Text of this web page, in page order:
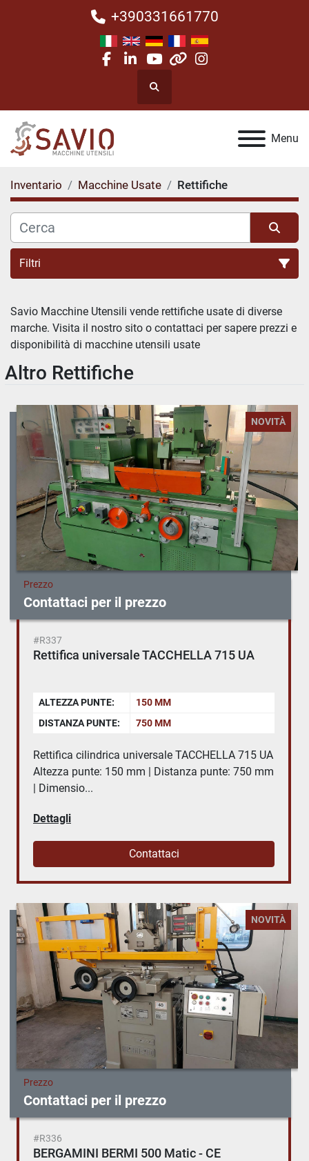
+390331661770
facebook
linkedin
youtube
otherinstagram
Cerca
Menu
Inventario Macchine Usate Rettifiche
Filtri
Rettifiche (21)
Ordina per
Savio Macchine Utensili vende rettifiche usate di diverse
marche. Visita il nostro sito o contattaci per sapere prezzi e
disponibilità di macchine utensili usate
Altro Rettifiche
NOVITÀ
Prezzo
Contattaci per il prezzo
#R337
Rettifica universale TACCHELLA 715 UA
ALTEZZA PUNTE:
150 MM
DISTANZA PUNTE:
750 MM
Rettifica cilindrica universale TACCHELLA 715 UA
Altezza punte: 150 mm | Distanza punte: 750 mm
| Dimensio...
Dettagli
Contattaci
NOVITÀ
Prezzo
Contattaci per il prezzo
#R336
BERGAMINI BERMI 500 Matic - CE